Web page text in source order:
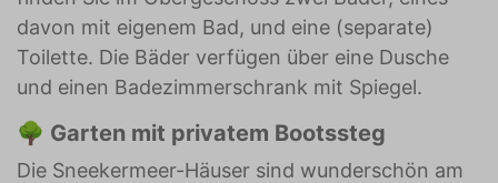
davon mit eigenem Bad, und eine (separate)
Toilette. Die Bäder verfügen über eine Dusche
und einen Badezimmerschrank mit Spiegel.
🌳 Garten mit privatem Bootssteg
Die Sneekermeer-Häuser sind wunderschön am